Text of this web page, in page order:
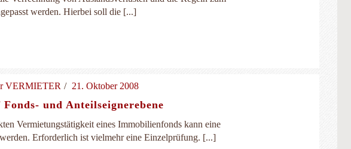
werden. Hierbei soll die [...]
VERMIETER 21. Oktober 2008
und Anteilseignerebene
Vermietungstätigkeit eines Immobilienfonds kann eine
Erforderlich ist vielmehr eine Einzelprüfung. [...]